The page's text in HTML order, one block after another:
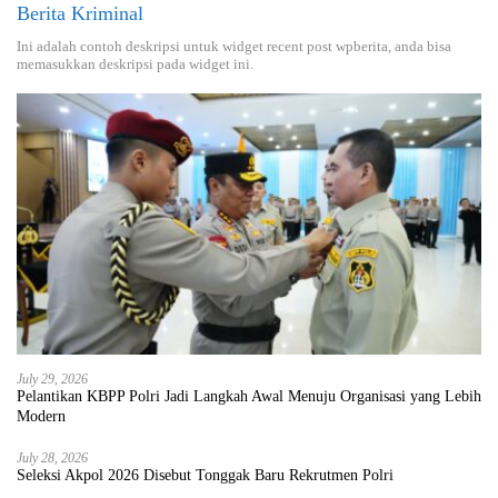
Berita Kriminal
Ini adalah contoh deskripsi untuk widget recent post wpberita, anda bisa
memasukkan deskripsi pada widget ini.
July 29, 2026
Pelantikan KBPP Polri Jadi Langkah Awal Menuju Organisasi yang Lebih
Modern
July 28, 2026
Seleksi Akpol 2026 Disebut Tonggak Baru Rekrutmen Polri